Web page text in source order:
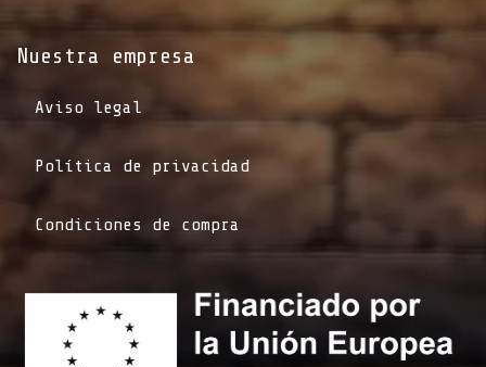
Nuestra empresa
Aviso legal
Política de privacidad
Condiciones de compra